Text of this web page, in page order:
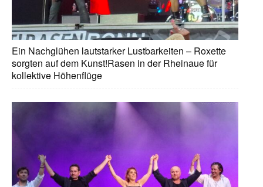
Ein Nachglühen lautstarker Lustbarkeiten – Roxette
sorgten auf dem Kunst!Rasen in der Rheinaue für
kollektive Höhenflüge